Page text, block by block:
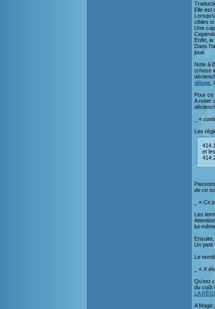
Elle est
cibles
Une
Enfin,
Dans
joué.
Note à
(chose
déluge
Pour
A noter
_ «
Les
et
de ce
_ « Ce
Les
lui-
Un petit
Le
_ « X
Qu’est
du coût
LA
A